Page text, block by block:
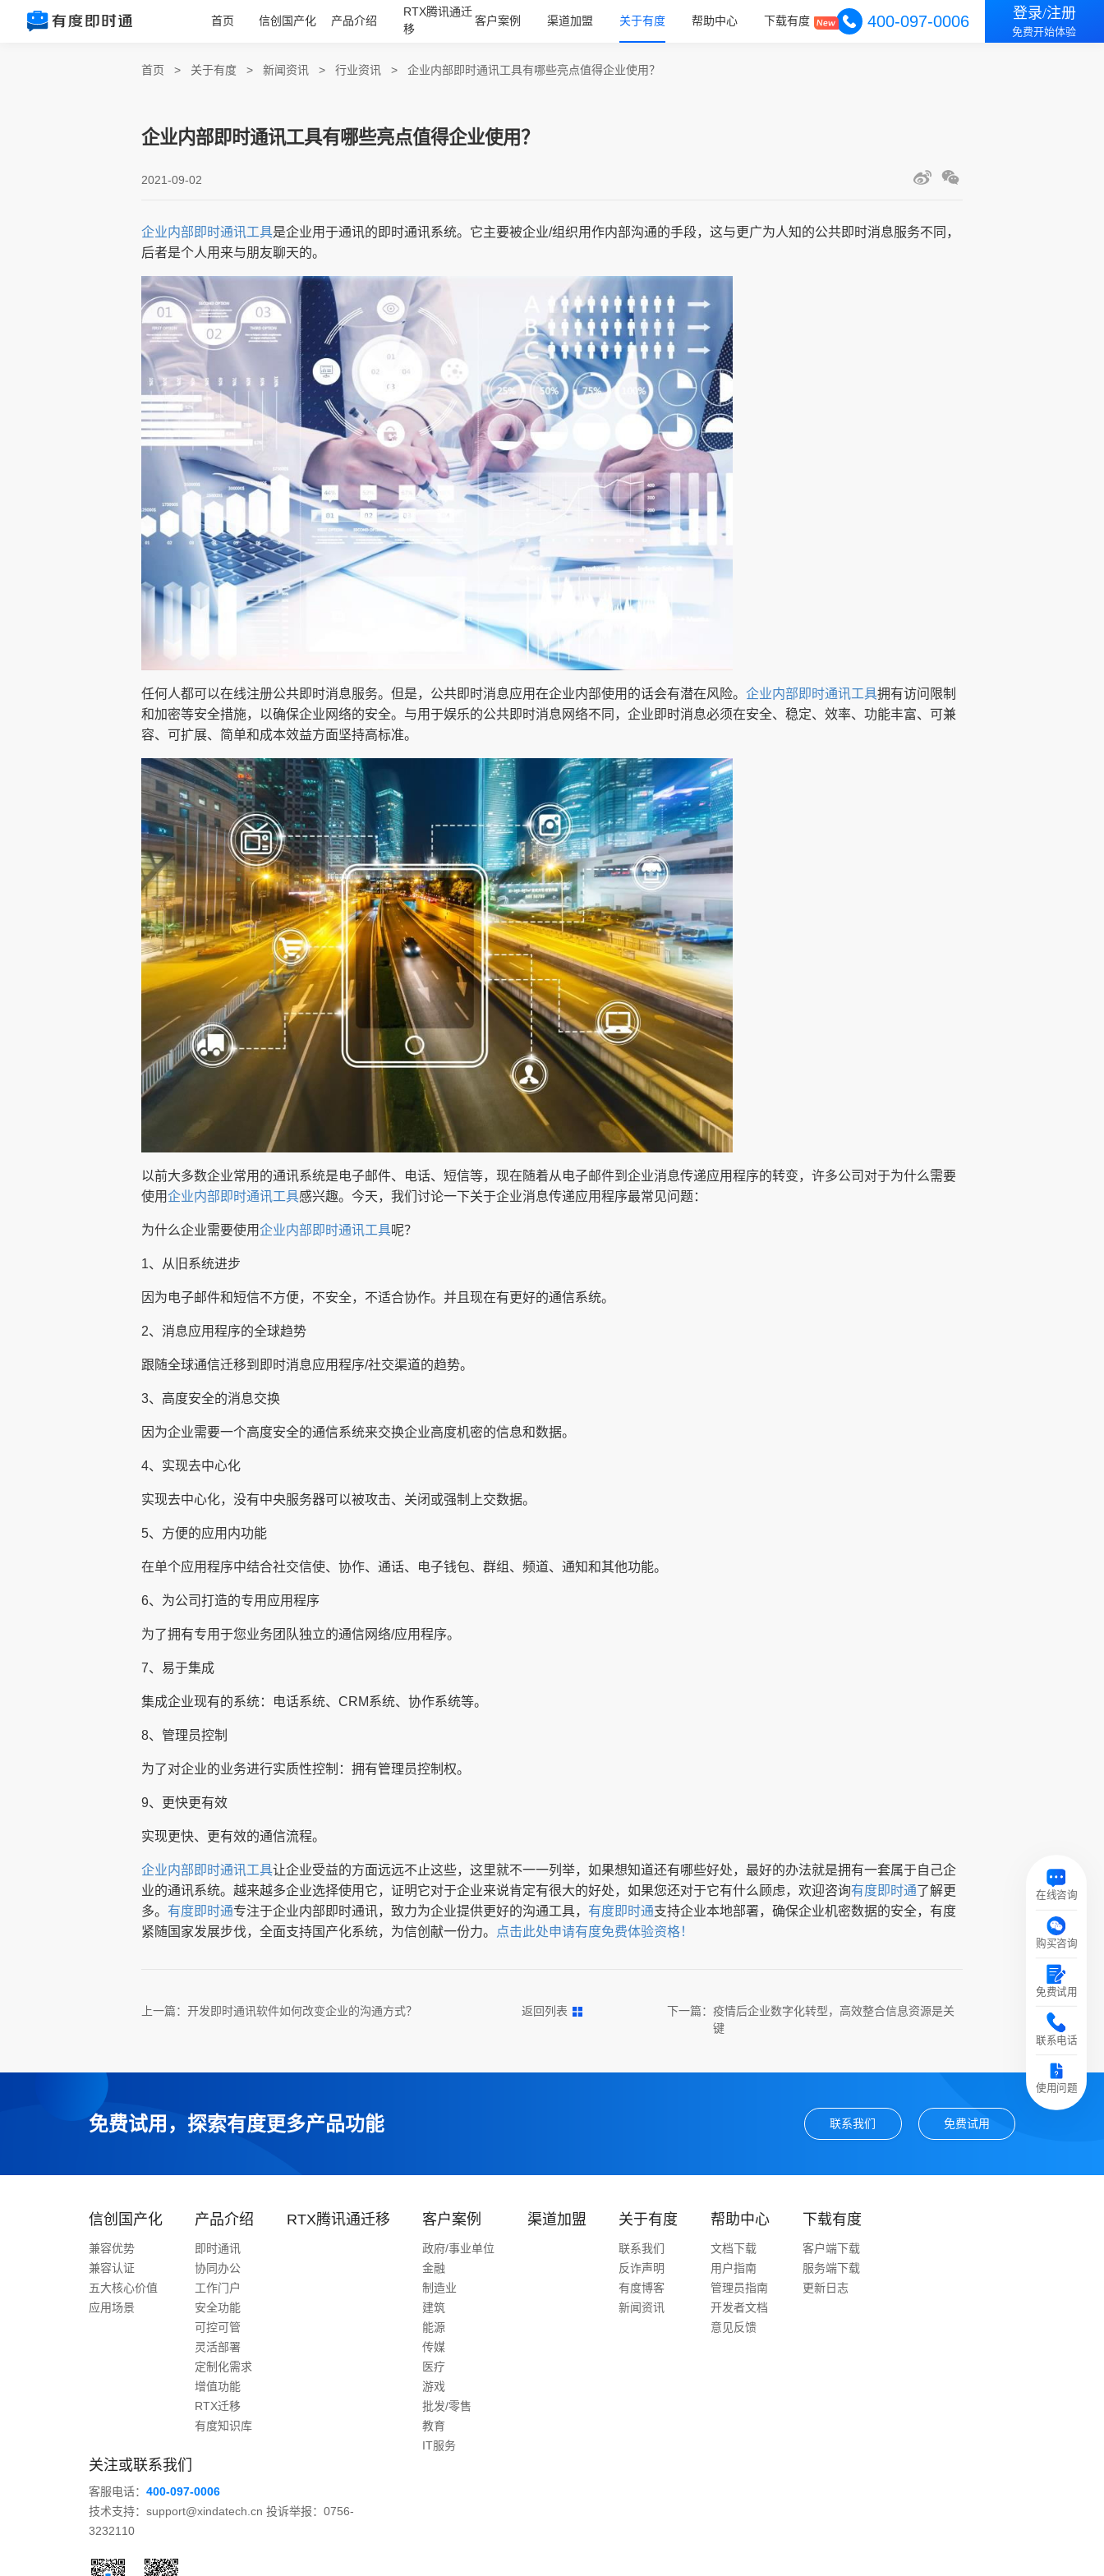
首页 信创国产化 产品介绍
RTX腾讯通迁
移
客户案例 渠道加盟 关于有度 帮助中心 下载有度 400-097-0006 登录/注册
免费开始体验
首页 > 关于有度 > 新闻资讯 > 行业资讯 > 企业内部即时通讯工具有哪些亮点值得企业使用？
企业内部即时通讯工具有哪些亮点值得企业使用？
2021-09-02
企业内部即时通讯工具是企业用于通讯的即时通讯系统。它主要被企业/组织用作内部沟通的手段，这与更广为人知的公共即时消息服务不同，
后者是个人用来与朋友聊天的。
任何人都可以在线注册公共即时消息服务。但是，公共即时消息应用在企业内部使用的话会有潜在风险。 企业内部即时通讯工具拥有访问限制
和加密等安全措施，以确保企业网络的安全。与用于娱乐的公共即时消息网络不同，企业即时消息必须在安全、稳定、效率、功能丰富、可兼
容、可扩展、简单和成本效益方面坚持高标准。
以前大多数企业常用的通讯系统是电子邮件、电话、短信等，现在随着从电子邮件到企业消息传递应用程序的转变，许多公司对于为什么需要
使用企业内部即时通讯工具感兴趣。今天，我们讨论一下关于企业消息传递应用程序最常见问题：
为什么企业需要使用企业内部即时通讯工具呢？
1、从旧系统进步
因为电子邮件和短信不方便，不安全，不适合协作。并且现在有更好的通信系统。
2、消息应用程序的全球趋势
跟随全球通信迁移到即时消息应用程序/社交渠道的趋势。
3、高度安全的消息交换
因为企业需要一个高度安全的通信系统来交换企业高度机密的信息和数据。
4、实现去中心化
实现去中心化，没有中央服务器可以被攻击、关闭或强制上交数据。
5、方便的应用内功能
在单个应用程序中结合社交信使、协作、通话、电子钱包、群组、频道、通知和其他功能。
6、为公司打造的专用应用程序
为了拥有专用于您业务团队独立的通信网络/应用程序。
7、易于集成
集成企业现有的系统：电话系统、CRM系统、协作系统等。
8、管理员控制
为了对企业的业务进行实质性控制：拥有管理员控制权。
9、更快更有效
实现更快、更有效的通信流程。
企业内部即时通讯工具让企业受益的方面远远不止这些，这里就不一一列举，如果想知道还有哪些好处，最好的办法就是拥有一套属于自己企
业的通讯系统。越来越多企业选择使用它，证明它对于企业来说肯定有很大的好处，如果您还对于它有什么顾虑，欢迎咨询有度即时通 了解更
多。 有度即时通专注于企业内部即时通讯，致力为企业提供更好的沟通工具， 有度即时通支持企业本地部署，确保企业机密数据的安全，有度
紧随国家发展步伐，全面支持国产化系统，为信创献一份力。
点击此处申请有度免费体验资格！
上一篇： 开发即时通讯软件如何改变企业的沟通方式？ 返回列表 下一篇： 疫情后企业数字化转型，高效整合信息资源是关
键
免费试用，探索有度更多产品功能 联系我们 免费试用
在线咨询
购买咨询
免费试用
联系电话
使用问题
信创国产化
兼容优势
兼容认证
五大核心价值
应用场景
产品介绍
即时通讯
协同办公
工作门户
安全功能
可控可管
灵活部署
定制化需求
增值功能
RTX迁移
有度知识库
RTX腾讯通迁移 客户案例
政府/事业单位
金融
制造业
建筑
能源
传媒
医疗
游戏
批发/零售
教育
IT服务
渠道加盟 关于有度
联系我们
反诈声明
有度博客
新闻资讯
帮助中心
文档下载
用户指南
管理员指南
开发者文档
意见反馈
下载有度
客户端下载
服务端下载
更新日志
关注或联系我们
客服电话： 400-097-0006
技术支持：support@xindatech.cn 投诉举报：0756-
3232110